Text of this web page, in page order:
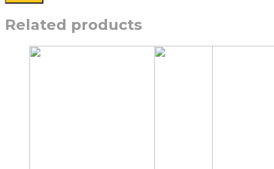
Related products